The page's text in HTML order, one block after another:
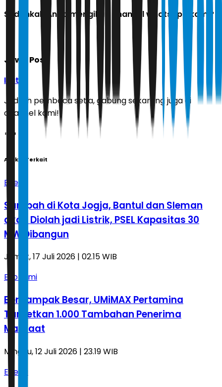
Sudahkah Anda mengikuti channel whatsapp kami?
Jawa Pos
Ikuti
Jadilah pembaca setia, gabung sekarang juga di
channel kami!
Artikel Terkait
Energi
Sampah di Kota Jogja, Bantul dan Sleman
akan Diolah jadi Listrik, PSEL Kapasitas 30
MW Dibangun
Jumat, 17 Juli 2026 | 02.15 WIB
Ekonomi
Berdampak Besar, UMiMAX Pertamina
Targetkan 1.000 Tambahan Penerima
Manfaat
Minggu, 12 Juli 2026 | 23.19 WIB
Energi